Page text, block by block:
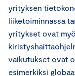
yrityksen
liiketoiminnassa
yritykset ovat
vaikutukset ovat
esimerkiksi